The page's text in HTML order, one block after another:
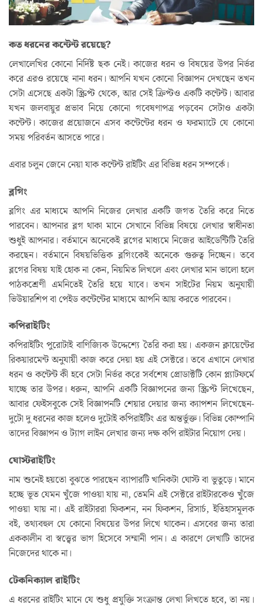
কত ধরনের কন্টেন্ট রয়েছে?
লেখালেখির কোনো নির্দিষ্ট ছক নেই। কাজের ধরন ও বিষয়ের উপর নির্ভর
করে এরও রয়েছে নানা ধরন। আপনি যখন কোনো বিজ্ঞাপন দেখছেন তখন
সেটা এসেছে একটা স্ক্রিপ্ট থেকে, আর সেই ক্রিপ্টও একটি কন্টেন্ট। আবার
যখন জলবায়ুর প্রভাব নিয়ে কোনো গবেষণাপত্র পড়বেন সেটাও একটা
কন্টেন্ট। কাজের প্রয়োজনে এসব কন্টেন্টের ধরন ও ফরম্যাটে যে কোনো
সময় পরিবর্তন আসতে পারে।
এবার চলুন জেনে নেয়া যাক কন্টেন্ট রাইটিং এর বিভিন্ন ধরন সম্পর্কে।
ব্লগিং
ব্লগিং এর মাধ্যমে আপনি নিজের লেখার একটি জগত তৈরি করে নিতে
পারবেন। আপনার ব্লগ থাকা মানে সেখানে বিভিন্ন বিষয়ে লেখার স্বাধীনতা
শুধুই আপনার। বর্তমানে অনেকেই ব্লগের মাধ্যমে নিজের আইডেন্টিটি তৈরি
করছেন। বর্তমানে বিষয়ভিত্তিক ব্লগিংকেই অনেকে গুরুত্ব দিচ্ছেন। তবে
ব্লগের বিষয় যাই হোক না কেন, নিয়মিত লিখলে এবং লেখার মান ভালো হলে
পাঠকশ্রেণী এমনিতেই তৈরি হয়ে যাবে। তখন সাইটের নিয়ম অনুযায়ী
ভিউয়ারশিপ বা পেইড কন্টেন্টের মাধ্যমে আপনি আয় করতে পারবেন।
কপিরাইটিং
কপিরাইটিং পুরোটাই বাণিজ্যিক উদ্দেশ্যে তৈরি করা হয়। একজন ক্লায়েন্টের
রিকয়ারমেন্ট অনুযায়ী কাজ করে দেয়া হয় এই সেক্টরে। তবে এখানে লেখার
ধরন ও কন্টেন্ট কী হবে সেটা নির্ভর করে সর্বশেষ প্রোডাক্টটি কোন প্ল্যাটফর্মে
যাচ্ছে তার উপর। ধরুন, আপনি একটি বিজ্ঞাপনের জন্য স্ক্রিপ্ট লিখেছেন,
আবার ফেইসবুকে সেই বিজ্ঞাপনটি শেয়ার দেয়ার জন্য ক্যাপশন লিখেছেন-
দুটো দু ধরনের কাজ হলেও দুটোই কপিরাইটিং এর অন্তর্ভুক্ত। বিভিন্ন কোম্পানি
তাদের বিজ্ঞাপন ও ট্যাগ লাইন লেখার জন্য দক্ষ কপি রাইটার নিয়োগ দেয়।
ঘোস্টরাইটিং
নাম শুনেই হয়তো বুঝতে পারছেন ব্যাপারটি খানিকটা ঘোস্ট বা ভুতুড়ে। মানে
হচ্ছে ভূত যেমন খুঁজে পাওয়া যায় না, তেমনি এই সেক্টরে রাইটারকেও খুঁজে
পাওয়া যায় না। এই রাইটাররা ফিকশন, নন ফিকশন, রিসার্চ, ইতিহাসমূলক
বই, তথ্যবহুল যে কোনো বিষয়ের উপর লিখে থাকেন। এসবের জন্য তারা
এককালীন বা স্বত্ত্বের ভাগ হিসেবে সম্মানী পান। এ কারণে লেখাটি তাদের
নিজেদের থাকে না।
টেকনিক্যাল রাইটিং
এ ধরনের রাইটিং মানে যে শুধু প্রযুক্তি সংক্রান্ত লেখা লিখতে হবে, তা নয়।